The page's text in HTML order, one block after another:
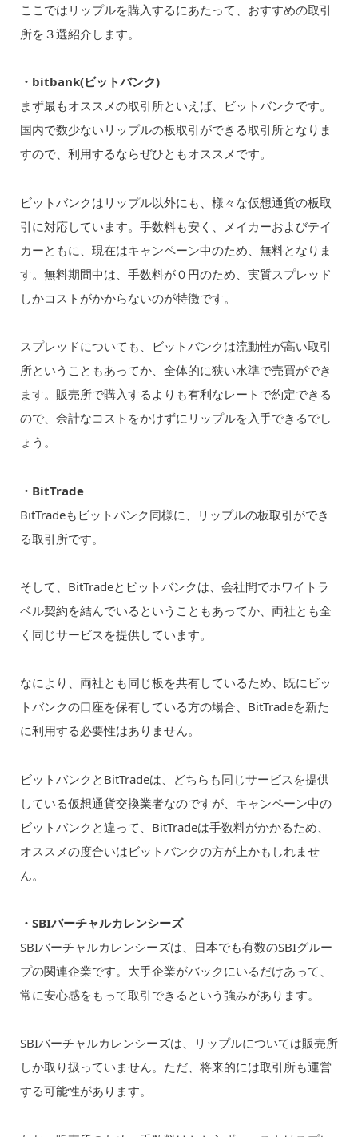
ここではリップルを購入するにあたって、おすすめの取引
所を３選紹介します。
・bitbank(ビットバンク)
まず最もオススメの取引所といえば、ビットバンクです。
国内で数少ないリップルの板取引ができる取引所となりま
すので、利用するならぜひともオススメです。
ビットバンクはリップル以外にも、様々な仮想通貨の板取
引に対応しています。手数料も安く、メイカーおよびテイ
カーともに、現在はキャンペーン中のため、無料となりま
す。無料期間中は、手数料が０円のため、実質スプレッド
しかコストがかからないのが特徴です。
スプレッドについても、ビットバンクは流動性が高い取引
所ということもあってか、全体的に狭い水準で売買ができ
ます。販売所で購入するよりも有利なレートで約定できる
ので、余計なコストをかけずにリップルを入手できるでし
ょう。
・BitTrade
BitTradeもビットバンク同様に、リップルの板取引ができ
る取引所です。
そして、BitTradeとビットバンクは、会社間でホワイトラ
ベル契約を結んでいるということもあってか、両社とも全
く同じサービスを提供しています。
なにより、両社とも同じ板を共有しているため、既にビッ
トバンクの口座を保有している方の場合、BitTradeを新た
に利用する必要性はありません。
ビットバンクとBitTradeは、どちらも同じサービスを提供
している仮想通貨交換業者なのですが、キャンペーン中の
ビットバンクと違って、BitTradeは手数料がかかるため、
オススメの度合いはビットバンクの方が上かもしれませ
ん。
・SBIバーチャルカレンシーズ
SBIバーチャルカレンシーズは、日本でも有数のSBIグルー
プの関連企業です。大手企業がバックにいるだけあって、
常に安心感をもって取引できるという強みがあります。
SBIバーチャルカレンシーズは、リップルについては販売所
しか取り扱っていません。ただ、将来的には取引所も運営
する可能性があります。